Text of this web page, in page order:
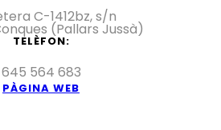
C-1412bz, s/n
(Pallars Jussà)
TELÈFON:
645 564 683
PÀGINA WEB